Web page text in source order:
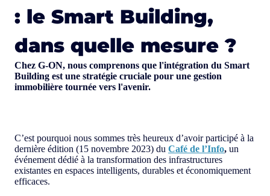
: le Smart Building,
dans quelle mesure ?
Chez G-ON, nous comprenons que l'intégration du Smart
Building est une stratégie cruciale pour une gestion
immobilière tournée vers l'avenir.
C’est pourquoi nous sommes très heureux d’avoir participé à la
dernière édition (15 novembre 2023) du Café de l’Info, un
événement dédié à la transformation des infrastructures
existantes en espaces intelligents, durables et économiquement
efficaces.